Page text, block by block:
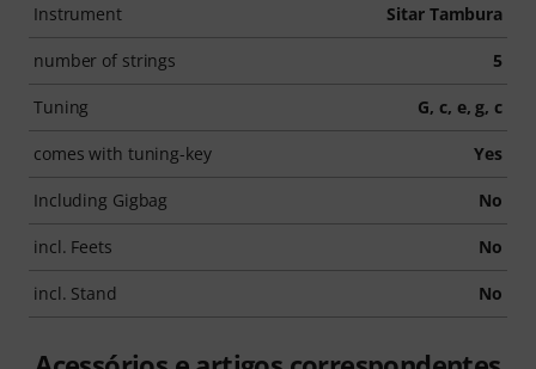
Instrument Sitar Tambura
number of strings 5
Tuning G, c, e, g, c
comes with tuning-key Yes
Including Gigbag No
incl. Feets No
incl. Stand No